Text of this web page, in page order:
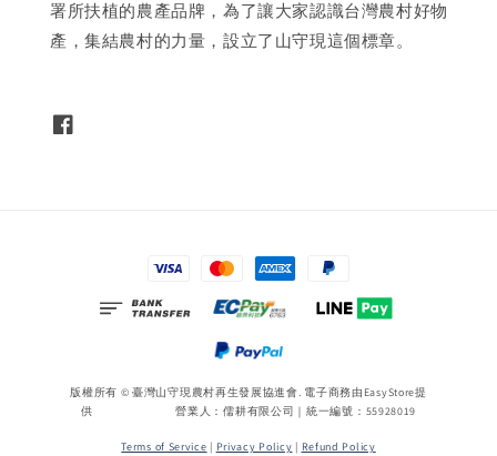
署所扶植的農產品牌，為了讓大家認識台灣農村好物
產，集結農村的力量，設立了山守現這個標章。
版權所有 © 臺灣山守現農村再生發展協進會. 電子商務由 EasyStore提
供 營業人：儒耕有限公司｜統一編號：55928019
Terms of Service | Privacy Policy | Refund Policy